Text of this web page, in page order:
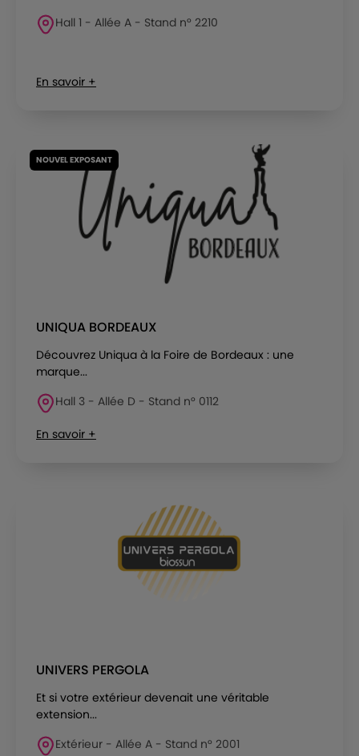
Hall 1 - Allée A - Stand n° 2210
En savoir +
NOUVEL EXPOSANT
UNIQUA BORDEAUX
Découvrez Uniqua à la Foire de Bordeaux : une
marque...
Hall 3 - Allée D - Stand n° 0112
En savoir +
UNIVERS PERGOLA
Et si votre extérieur devenait une véritable
extension...
Extérieur - Allée A - Stand n° 2001